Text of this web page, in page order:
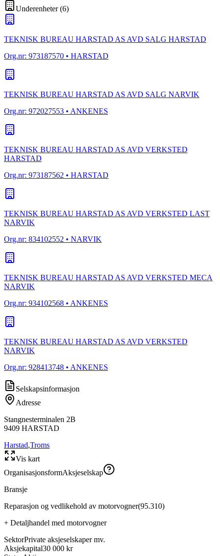
Underenheter(6)
TEKNISK BUREAU HARSTAD AS AVD SALG HARSTAD
Org.nr: 973187570 • HARSTAD
TEKNISK BUREAU HARSTAD AS AVD SALG NARVIK
Org.nr: 972027553 • ANKENES
TEKNISK BUREAU HARSTAD AS AVD VERKSTED
HARSTAD
Org.nr: 973187562 • HARSTAD
TEKNISK BUREAU HARSTAD AS AVD VERKSTED LAST
NARVIK
Org.nr: 834102552 • NARVIK
TEKNISK BUREAU HARSTAD AS AVD VERKSTED MECA
NARVIK
Org.nr: 934102568 • ANKENES
TEKNISK BUREAU HARSTAD AS AVD VERKSTED
NARVIK
Org.nr: 928413748 • ANKENES
Selskapsinformasjon
Adresse
Stangnesterminalen 2B
9409 HARSTAD
Harstad,Troms
Vis kart
OrganisasjonsformAksjeselskap
Bransje
Reparasjon og vedlikehold av motorvogner(95.310)
+ Detaljhandel med motorvogner
SektorPrivate aksjeselskaper mv.
Aksjekapital30 000 kr